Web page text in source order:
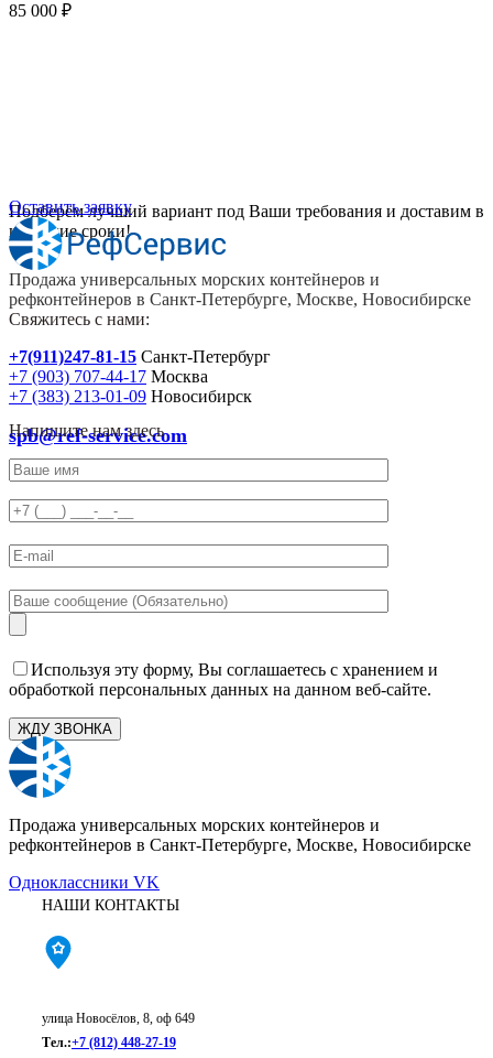
85 000 ₽
Подберём лучший вариант под Ваши требования и доставим в
короткие сроки!
Оставить заявку
Продажа универсальных морских контейнеров и
рефконтейнеров в Санкт-Петербурге, Москве, Новосибирске
Свяжитесь с нами:
+7(911)247-81-15 Санкт-Петербург
+7 (903) 707-44-17 Москва
+7 (383) 213-01-09 Новосибирск
spb@ref-service.com
Напишите нам здесь
Используя эту форму, Вы соглашаетесь с хранением и
обработкой персональных данных на данном веб-сайте.
Продажа универсальных морских контейнеров и
рефконтейнеров в Санкт-Петербурге, Москве, Новосибирске
Одноклассники VK
НАШИ КОНТАКТЫ
улица Новосёлов, 8, оф 649
Тел.:+7 (812) 448-27-19